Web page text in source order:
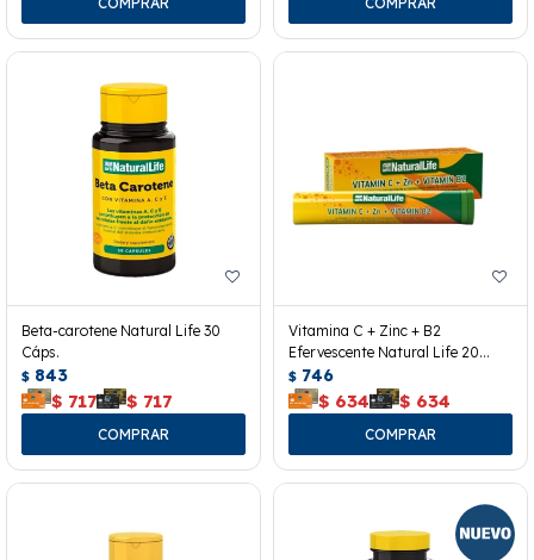
Beta-carotene Natural Life 30
Cáps.
$ 843
$ 717 $ 717
Vitamina C + Zinc + B2
Efervescente Natural Life 20
Tabletas
$ 746
$ 634 $ 634